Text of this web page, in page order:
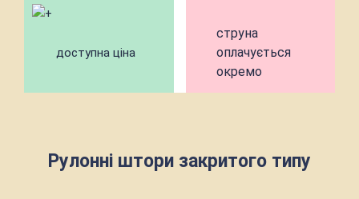
доступна ціна
струна
оплачується
окремо
Рулонні штори закритого типу